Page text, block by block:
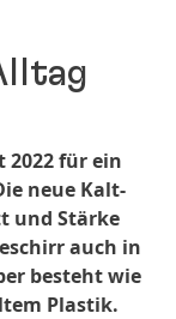
2022 für ein
neue Kalt-
und Stärke
auch in
besteht wie
Plastik.